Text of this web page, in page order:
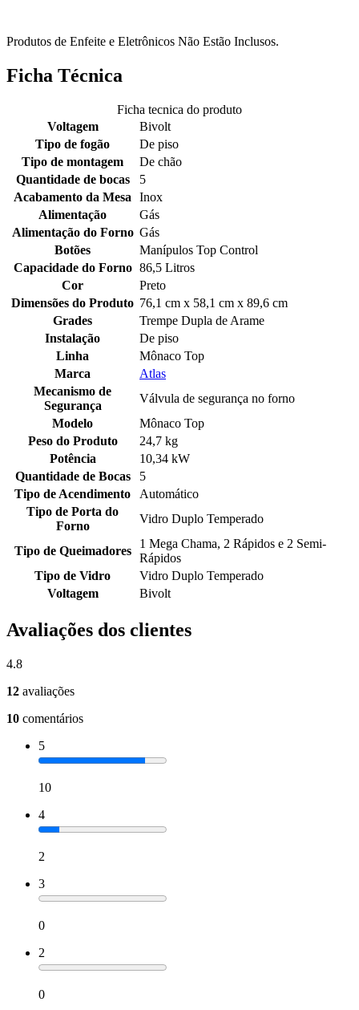
Produtos de Enfeite e Eletrônicos Não Estão Inclusos.
Ficha Técnica
Ficha tecnica do produto
Voltagem
Bivolt
Tipo de fogão
De piso
Tipo de montagem
De chão
Quantidade de bocas
5
Acabamento da Mesa
Inox
Alimentação
Gás
Alimentação do Forno Gás
Botões
Manípulos Top Control
Capacidade do Forno 86,5 Litros
Cor
Preto
Dimensões do Produto 76,1 cm x 58,1 cm x 89,6 cm
Grades
Trempe Dupla de Arame
Instalação
De piso
Linha
Mônaco Top
Marca
Atlas
Mecanismo de
Segurança
Válvula de segurança no forno
Modelo
Mônaco Top
Peso do Produto
24,7 kg
Potência
10,34 kW
Quantidade de Bocas
5
Tipo de Acendimento
Automático
Tipo de Porta do
Forno
Vidro Duplo Temperado
Tipo de Queimadores
1 Mega Chama, 2 Rápidos e 2 Semi-
Rápidos
Tipo de Vidro
Vidro Duplo Temperado
Voltagem
Bivolt
Avaliações dos clientes
4.8
12 avaliações
10 comentários
5
10
4
2
3
0
2
0